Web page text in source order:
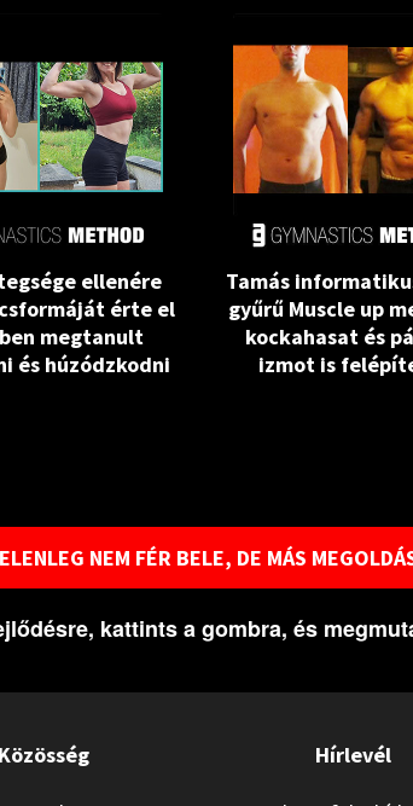
ellenére
érte el
megtanult
és húzódzkodni
Tamás
gyűrű Muscle up
kockahasat és
izmot is
NEM FÉR BELE, DE MÁS
kattints a gombra, és
Közösség Hírlevél